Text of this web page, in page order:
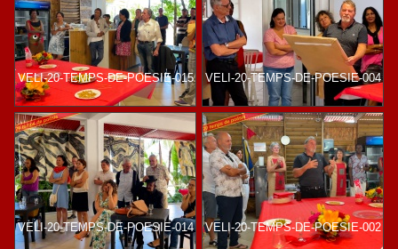
VELI-20-TEMPS-DE-POESIE-015 VELI-20-TEMPS-DE-POESIE-004
VELI-20-TEMPS-DE-POESIE-014 VELI-20-TEMPS-DE-POESIE-002